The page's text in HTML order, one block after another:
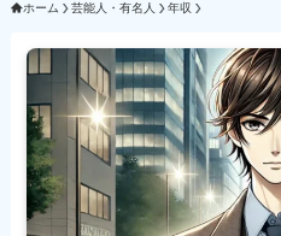
ホーム 芸能人・有名人 年収